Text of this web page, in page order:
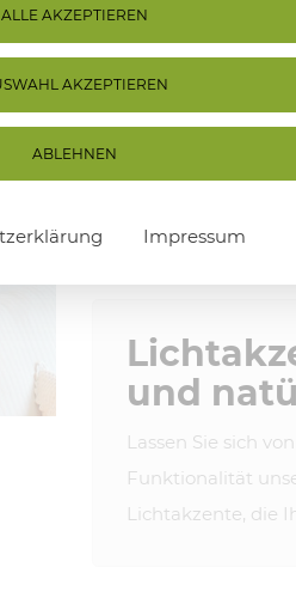
Die Stehleuchten von
Design-Highlights.
moderner
Ob für entspannte
TEAM 7-
Eleganz. Ein Must-
und
Lassen Sie sich
Funktionalität
Lichtakzente, die
ALLE AKZEPTIEREN
AKZEPTIEREN
ABLEHNEN
Impressum